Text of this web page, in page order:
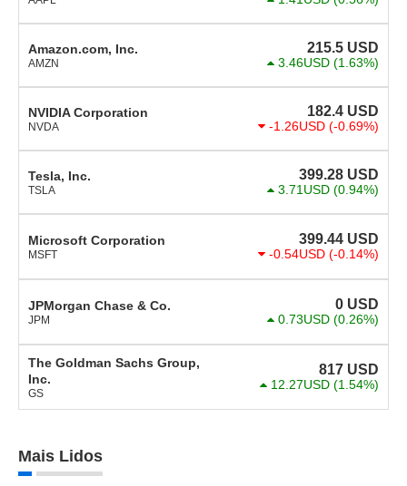
Amazon.com, Inc.
AMZN
215.5 USD
3.46USD (1.63%)
NVIDIA Corporation
NVDA
182.4 USD
-1.26USD (-0.69%)
Tesla, Inc.
TSLA
399.28 USD
3.71USD (0.94%)
Microsoft Corporation
MSFT
399.44 USD
-0.54USD (-0.14%)
JPMorgan Chase & Co.
JPM
0 USD
0.73USD (0.26%)
The Goldman Sachs Group,
Inc.
GS
817 USD
12.27USD (1.54%)
Mais Lidos